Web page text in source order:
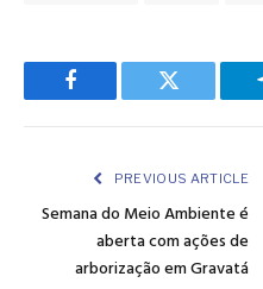
Facebook Twitter
PREVIOUS ARTICLE
Semana do Meio Ambiente é
aberta com ações de
arborização em Gravatá